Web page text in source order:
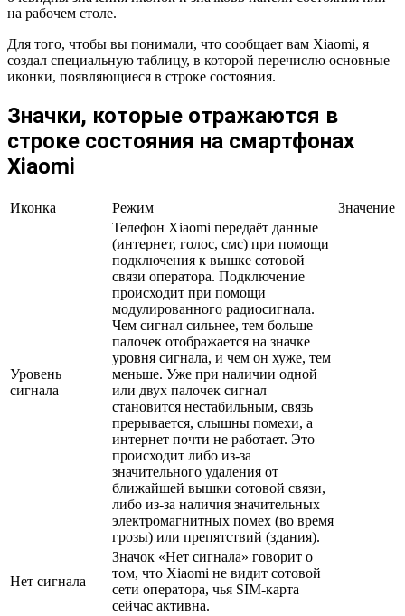
на рабочем столе.
Для того, чтобы вы понимали, что сообщает вам Xiaomi, я
создал специальную таблицу, в которой перечислю основные
иконки, появляющиеся в строке состояния.
Значки, которые отражаются в
строке состояния на смартфонах
Xiaomi
Иконка Режим Значение
Уровень
сигнала
Телефон Xiaomi передаёт данные
(интернет, голос, смс) при помощи
подключения к вышке сотовой
связи оператора. Подключение
происходит при помощи
модулированного радиосигнала.
Чем сигнал сильнее, тем больше
палочек отображается на значке
уровня сигнала, и чем он хуже, тем
меньше. Уже при наличии одной
или двух палочек сигнал
становится нестабильным, связь
прерывается, слышны помехи, а
интернет почти не работает. Это
происходит либо из-за
значительного удаления от
ближайшей вышки сотовой связи,
либо из-за наличия значительных
электромагнитных помех (во время
грозы) или препятствий (здания).
Нет сигнала
Значок «Нет сигнала» говорит о
том, что Xiaomi не видит сотовой
сети оператора, чья SIM-карта
сейчас активна.